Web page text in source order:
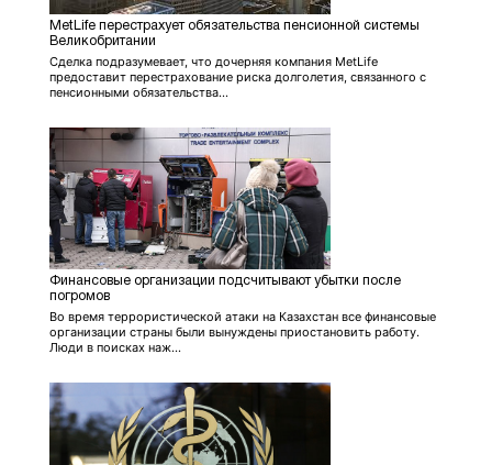
MetLife перестрахует обязательства пенсионной системы
Великобритании
Сделка подразумевает, что дочерняя компания MetLife
предоставит перестрахование риска долголетия, связанного с
пенсионными обязательства...
Финансовые организации подсчитывают убытки после
погромов
Во время террористической атаки на Казахстан все финансовые
организации страны были вынуждены приостановить работу.
Люди в поисках наж...